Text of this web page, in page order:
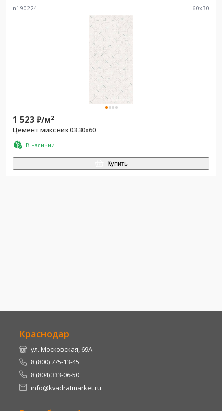
n190224 60x30
1 523 ₽/м2
Цемент микс низ 03 30x60
В наличии
Купить
Краснодар
ул. Московская, 69А
8 (800) 775-13-45
8 (804) 333-06-50
info@kvadratmarket.ru